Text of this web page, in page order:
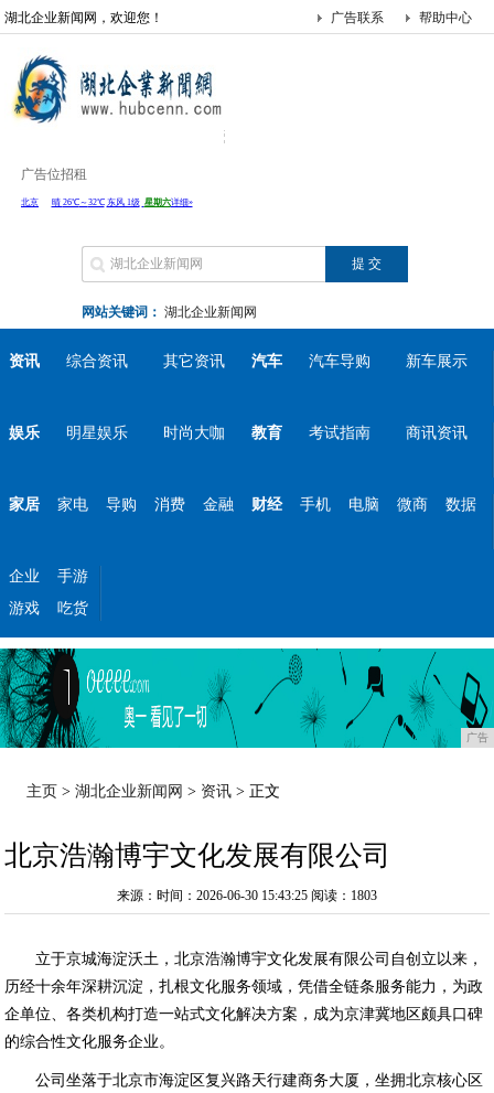
湖北企业新闻网，欢迎您！ 帮助中心
广告联系
广告位招租
网站关键词： 湖北企业新闻网
资讯 综合资讯 其它资讯 汽车 汽车导购 新车展示
娱乐 明星娱乐 时尚大咖 教育 考试指南 商讯资讯
家居 家电 导购 消费 金融 财经 手机 电脑 微商 数据
企业
手游
游戏
吃货
广告
主页 >湖北企业新闻网 > 资讯 > 正文
北京浩瀚博宇文化发展有限公司
来源：时间：2026-06-30 15:43:25 阅读：1803
立于京城海淀沃土，北京浩瀚博宇文化发展有限公司自创立以来，
历经十余年深耕沉淀，扎根文化服务领域，凭借全链条服务能力，为政
企单位、各类机构打造一站式文化解决方案，成为京津冀地区颇具口碑
的综合性文化服务企业。
公司坐落于北京市海淀区复兴路天行建商务大厦，坐拥北京核心区